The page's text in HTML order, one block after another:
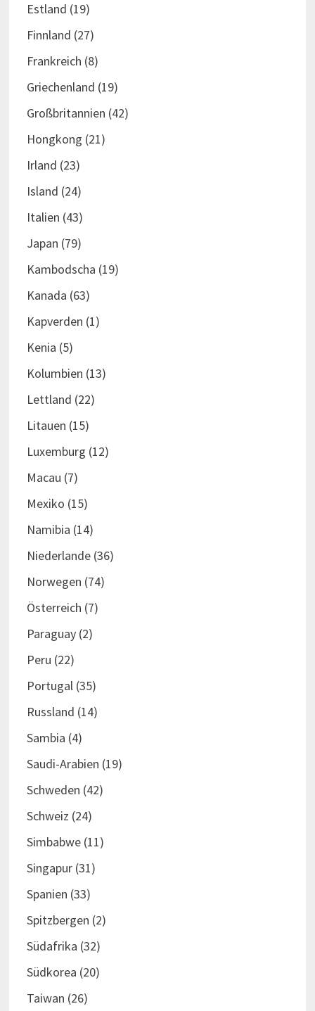
Estland (19)
Finnland (27)
Frankreich (8)
Griechenland (19)
Großbritannien (42)
Hongkong (21)
Irland (23)
Island (24)
Italien (43)
Japan (79)
Kambodscha (19)
Kanada (63)
Kapverden (1)
Kenia (5)
Kolumbien (13)
Lettland (22)
Litauen (15)
Luxemburg (12)
Macau (7)
Mexiko (15)
Namibia (14)
Niederlande(36)
Norwegen (74)
Österreich (7)
Paraguay(2)
Peru (22)
Portugal(35)
Russland (14)
Sambia (4)
Saudi-Arabien (19)
Schweden (42)
Schweiz (24)
Simbabwe(11)
Singapur(31)
Spanien (33)
Spitzbergen (2)
Südafrika (32)
Südkorea (20)
Taiwan (26)